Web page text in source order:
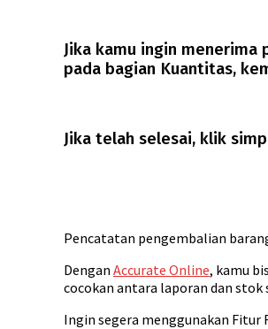
Jika kamu ingin
pada bagian Kuantitas,
Jika telah selesai, klik
Pencatatan pengembalian
Dengan Accurate Online, kamu
cocokan antara laporan dan
Ingin segera menggunakan Fitur